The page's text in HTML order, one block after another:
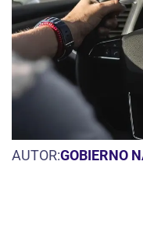
AUTOR:GOBIERNO